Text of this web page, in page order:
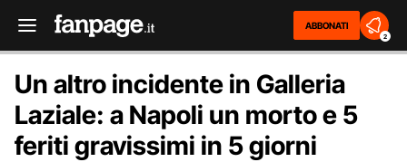
ABBONATI
2
Un altro incidente in Galleria
Laziale: a Napoli un morto e 5
feriti gravissimi in 5 giorni